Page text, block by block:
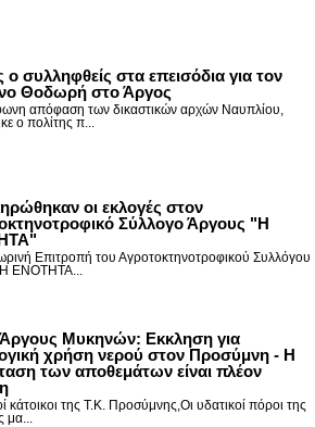
συλληφθείς στα επεισόδια για τον
Θοδωρή στο Άργος
απόφαση των δικαστικών αρχών Ναυπλίου,
ο πολίτης π...
οι εκλογές στον
Σύλλογο Άργους "Η
Επιτροπή του Αγροτοκτηνοτροφικού Συλλόγου
ΕΝΟΤΗΤΑ...
Μυκηνών: Εκκληση για
χρήση νερού στον Προσύμνη - Η
των αποθεμάτων είναι πλέον
κάτοικοι της Τ.Κ. Προσύμνης,Οι υδατικοί πόροι της
μα...